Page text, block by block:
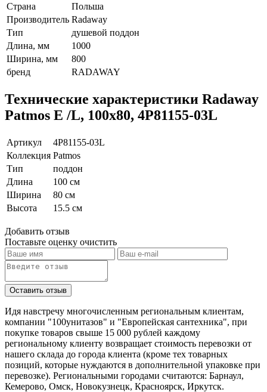
Страна
Польша
Производитель Radaway
Тип
душевой поддон
Длина, мм
1000
Ширина, мм
800
бренд
RADAWAY
Технические характеристики Radaway
Patmos E /L, 100x80, 4P81155-03L
Артикул
4P81155-03L
Коллекция Patmos
Тип
поддон
Длина
100 см
Ширина
80 см
Высота
15.5 см
Добавить отзыв
Поставьте оценку очистить
Идя навстречу многочисленным региональным клиентам,
компании "100унитазов" и "Европейская сантехника", при
покупке товаров свыше 15 000 рублей каждому
региональному клиенту возвращает стоимость перевозки от
нашего склада до города клиента (кроме тех товарных
позиций, которые нуждаются в дополнительной упаковке при
перевозке). Региональными городами считаются: Барнаул,
Кемерово, Омск, Новокузнецк, Красноярск, Иркутск.